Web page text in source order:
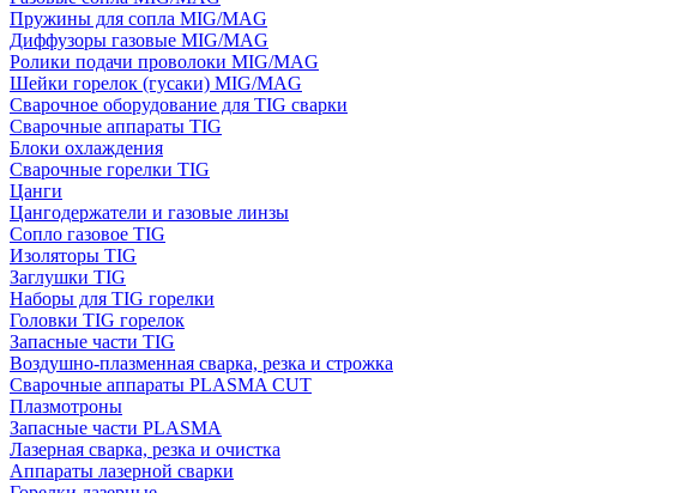
Пружины для сопла MIG/MAG
Диффузоры газовые MIG/MAG
Ролики подачи проволоки MIG/MAG
Шейки горелок (гусаки) MIG/MAG
Сварочное оборудование для TIG сварки
Сварочные аппараты TIG
Блоки охлаждения
Сварочные горелки TIG
Цанги
Цангодержатели и газовые линзы
Сопло газовое TIG
Изоляторы TIG
Заглушки TIG
Наборы для TIG горелки
Головки TIG горелок
Запасные части TIG
Воздушно-плазменная сварка, резка и строжка
Сварочные аппараты PLASMA CUT
Плазмотроны
Запасные части PLASMA
Лазерная сварка, резка и очистка
Аппараты лазерной сварки